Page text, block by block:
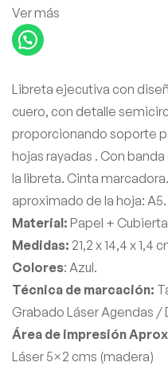
Ver más
Libreta ejecutiva con
cuero, con detalle
proporcionando soporte
hojas rayadas . Con
la libreta. Cinta
aproximado de la hoja:
Material: Papel + Cubierta
Medidas: 21,2 x 14,4 x 1,4
Colores: Azul.
Técnica de marcación:
Grabado Láser Agendas /
Área de impresión
Láser 5×2 cms (madera)